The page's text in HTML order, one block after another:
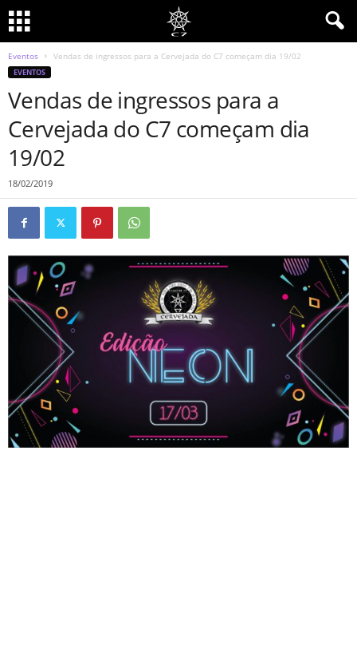
Eventos Vendas de ingressos para a Cervejada do C7 começam dia 19/02
EVENTOS
Vendas de ingressos para a
Cervejada do C7 começam dia
19/02
18/02/2019